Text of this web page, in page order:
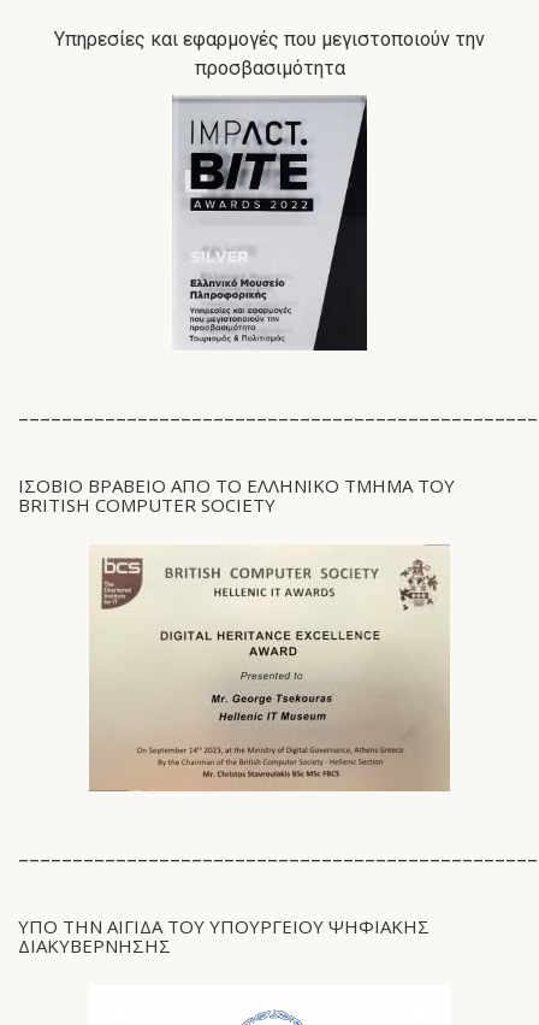
Υπηρεσίες και εφαρμογές που μεγιστοποιούν την
προσβασιμότητα
ΙΣΟΒΙΟ ΒΡΑΒΕΙΟ ΑΠΟ ΤΟ ΕΛΛΗΝΙΚΟ ΤΜΗΜΑ ΤΟΥ
BRITISH COMPUTER SOCIETY
ΥΠΟ ΤΗΝ ΑΙΓΙΔΑ ΤΟΥ ΥΠΟΥΡΓΕΙΟΥ ΨΗΦΙΑΚΗΣ
ΔΙΑΚΥΒΕΡΝΗΣΗΣ